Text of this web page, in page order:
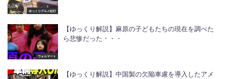
ゆっくりグルメ紀行
ウォルマート
【ゆっくり解説】麻原の子どもたちの現在を調べた
ら悲惨だった・・・
【ゆっくり解説】中国製の欠陥車慮を導入したアメ